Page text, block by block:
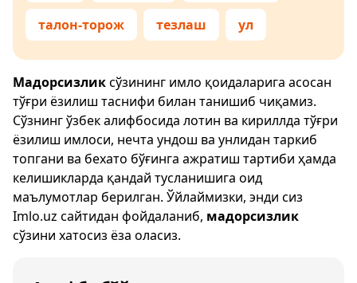
талон-торож тезлаш ул
Мадорсизликсўзининг имло қоидаларига асосан
тўғри ёзилиш таснифи билан танишиб чиқамиз.
Сўзнинг ўзбек алифбосида лотин ва кириллда тўғри
ёзилиш имлоси, нечта ундош ва унлидан таркиб
топгани ва бехато бўғинга ажратиш тартиби ҳамда
келишикларда қандай тусланишига оид
маълумотлар берилган. Ўйлаймизки, энди сиз
Imlo.uz сайтидан фойдаланиб, мадорсизлик
сўзини хатосиз ёза оласиз.